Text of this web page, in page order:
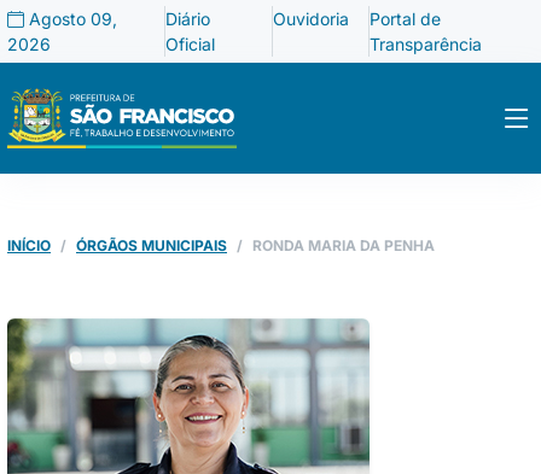
Agosto 09,
2026
Diário
Oficial
Ouvidoria
Portal de
Transparência
INÍCIO ÓRGÃOS MUNICIPAIS RONDA MARIA DA PENHA